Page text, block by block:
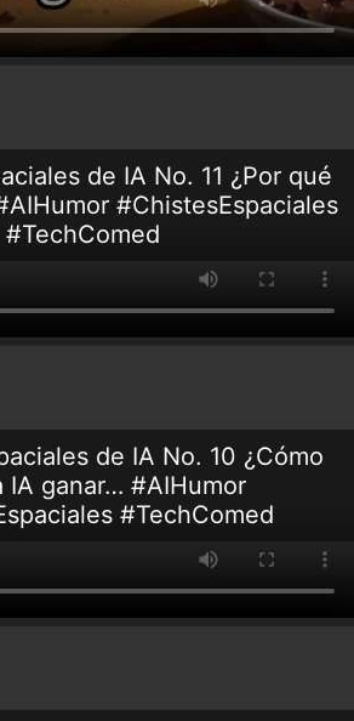
de IA No. 11 ¿Por qué
#ChistesEspaciales
#TechComed
de IA No. 10 ¿Cómo
IA ganar… #AIHumor
#TechComed